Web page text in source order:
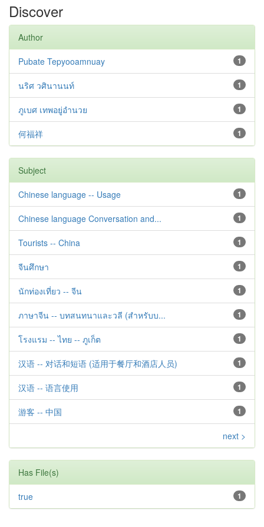
Discover
Author
1
Pubate Tepyooamnuay
1
นริศ วศินานนท์
1
ภูเบศ เทพอยู่อำนวย
1
何福祥
Subject
1
Chinese language -- Usage
1
Chinese language Conversation and...
1
Tourists -- China
1
จีนศึกษา
1
นักท่องเที่ยว -- จีน
1
ภาษาจีน -- บทสนทนาและวลี (สำหรับบ...
1
โรงแรม -- ไทย -- ภูเก็ต
1
汉语 -- 对话和短语 (适用于餐厅和酒店人员)
1
汉语 -- 语言使用
1
游客 -- 中国
next >
Has File(s)
1
true